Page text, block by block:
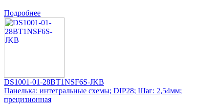
Подробнее
DS1001-01-28BT1NSF6S-JKB
Панелька: интегральные схемы; DIP28; Шаг: 2,54мм;
прецизионная